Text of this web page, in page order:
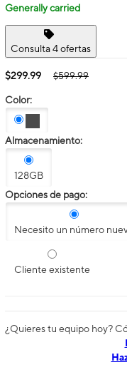
Generally carried
Consulta 4 ofertas
$299.99 $599.99
Color:
Almacenamiento:
128GB
Opciones de pago:
Necesito un número
Cliente existente
¿Quieres tu equipo hoy?